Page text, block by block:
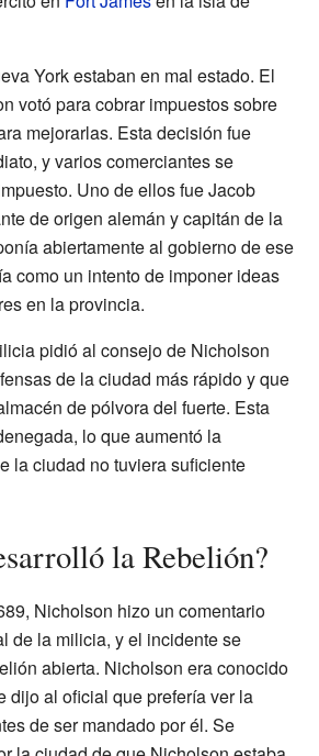
York estaban en mal estado. El
votó para cobrar impuestos sobre
mejorarlas. Esta decisión fue
y varios comerciantes se
Uno de ellos fue Jacob
de origen alemán y capitán de la
abiertamente al gobierno de ese
como un intento de imponer ideas
en la provincia.
pidió al consejo de Nicholson
de la ciudad más rápido y que
de pólvora del fuerte. Esta
lo que aumentó la
la ciudad no tuviera suficiente
la Rebelión?
Nicholson hizo un comentario
de la milicia, y el incidente se
abierta. Nicholson era conocido
dijo al oficial que prefería ver la
de ser mandado por él. Se